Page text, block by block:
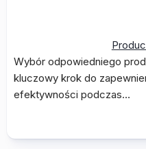
Wybór odpowiedniego
kluczowy krok do
efektywności podczas…